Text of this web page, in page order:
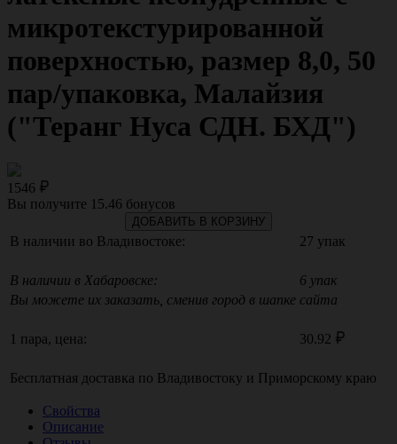
микротекстурированной
поверхностью, размер 8,0, 50
пар/упаковка, Малайзия
("Теранг Нуса СДН. БХД")
1546
Вы получите 15.46 бонусов
ДОБАВИТЬ В КОРЗИНУ
В наличии во Владивостоке: 27 упак
В наличии в Хабаровске:
6 упак
Вы можете их заказать, сменив город в шапке сайта
1 пара, цена: 30.92
Бесплатная доставка по Владивостоку и Приморскому краю
Свойства
Описание